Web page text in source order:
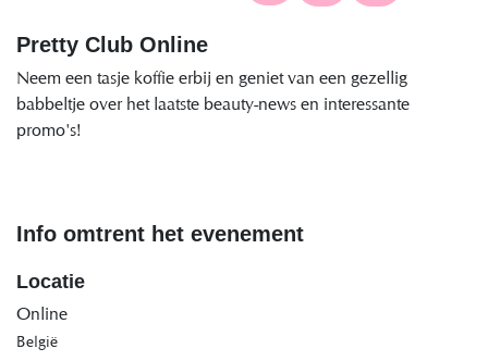
Pretty Club Online
Neem een tasje koffie erbij en geniet van een gezellig
babbeltje over het laatste beauty-news en interessante
promo's!
Info omtrent het evenement
Locatie
Online
België